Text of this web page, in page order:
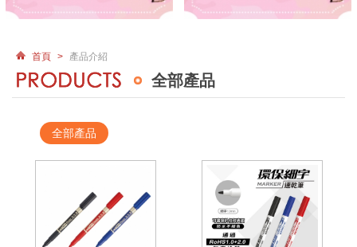
首頁 > 產品介紹
全部產品
全部產品